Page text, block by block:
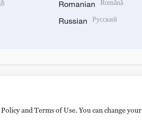
Romanian Română
Russian Русский
and Terms of Use. You can change your